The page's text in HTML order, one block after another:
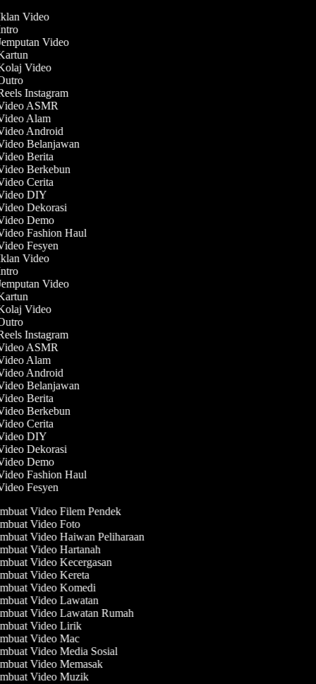
Video
Video
Video
Instagram
ASMR
Alam
Android
Belanjawan
Berita
Berkebun
Cerita
DIY
Dekorasi
Demo
Fashion Haul
Fesyen
Video
Video
Video
Instagram
ASMR
Alam
Android
Belanjawan
Berita
Berkebun
Cerita
DIY
Dekorasi
Demo
Fashion Haul
Fesyen
Video Filem Pendek
Video Foto
Video Haiwan Peliharaan
Video Hartanah
Video Kecergasan
Video Kereta
Video Komedi
Video Lawatan
Video Lawatan Rumah
Video Lirik
Video Mac
Video Media Sosial
Video Memasak
Video Muzik